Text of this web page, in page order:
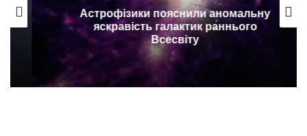
Астрофізики пояснили аномальну
яскравість галактик раннього
Всесвіту